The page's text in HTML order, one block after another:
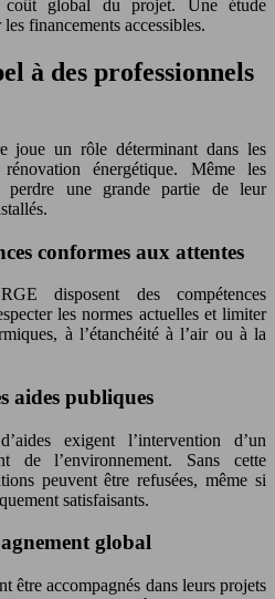
coût global du projet. Une étude
financements accessibles.
à des professionnels
joue un rôle déterminant dans les
énergétique. Même les
perdre une grande partie de leur
conformes aux attentes
disposent des compétences
les normes actuelles et limiter
à l’étanchéité à l’air ou à la
aides publiques
exigent l’intervention d’un
de l’environnement. Sans cette
peuvent être refusées, même si
satisfaisants.
global
être accompagnés dans leurs projets